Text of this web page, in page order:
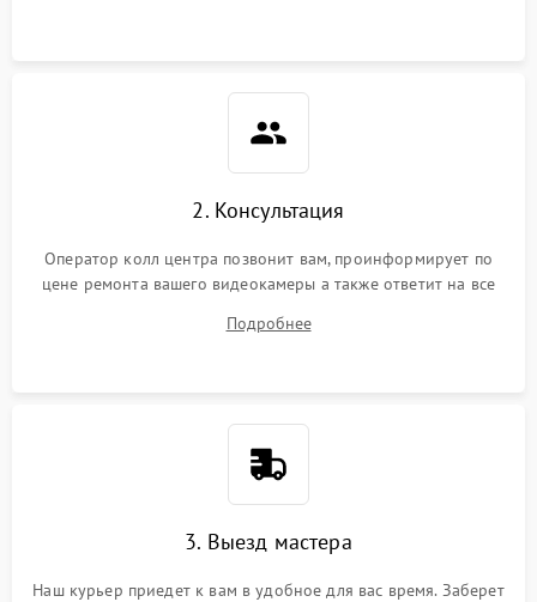
2. Консультация
Оператор колл центра позвонит вам, проинформирует по
цене ремонта вашего видеокамеры а также ответит на все
Подробнее
3. Выезд мастера
Наш курьер приедет к вам в удобное для вас время. Заберет